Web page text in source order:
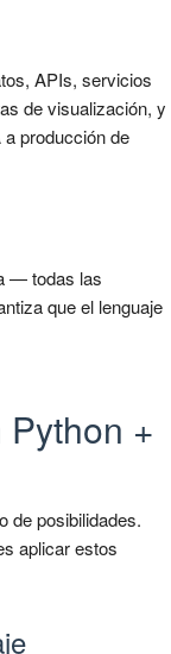
APIs, servicios
de visualización, y
producción de
— todas las
que el lenguaje
+
de posibilidades.
aplicar estos